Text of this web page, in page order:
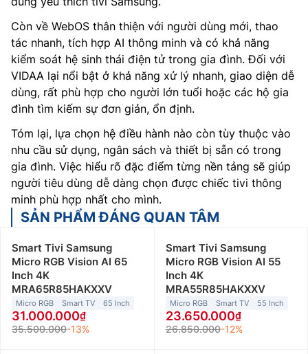
Còn về WebOS thân thiện với người dùng mới, thao
tác nhanh, tích hợp AI thông minh và có khả năng
kiểm soát hệ sinh thái điện tử trong gia đình. Đối với
VIDAA lại nổi bật ở khả năng xử lý nhanh, giao diện dễ
dùng, rất phù hợp cho người lớn tuổi hoặc các hộ gia
đình tìm kiếm sự đơn giản, ổn định.
Tóm lại, lựa chọn hệ điều hành nào còn tùy thuộc vào
nhu cầu sử dụng, ngân sách và thiết bị sẵn có trong
gia đình. Việc hiểu rõ đặc điểm từng nền tảng sẽ giúp
người tiêu dùng dễ dàng chọn được chiếc tivi thông
minh phù hợp nhất cho mình.
SẢN PHẨM ĐÁNG QUAN TÂM
Smart Tivi Samsung
Micro RGB Vision AI 65
Inch 4K
MRA65R85HAKXXV
Micro RGB Smart TV 65 Inch
31.000.000
35.500.000-13%
Smart Tivi Samsung
Micro RGB Vision AI 55
Inch 4K
MRA55R85HAKXXV
Micro RGB Smart TV 55 Inch
23.650.000
26.850.000-12%